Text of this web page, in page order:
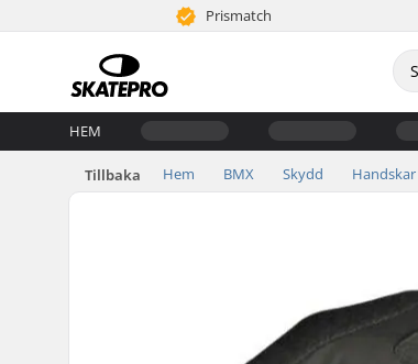
Prismatch
HEM
Tillbaka Hem BMX Skydd Handskar